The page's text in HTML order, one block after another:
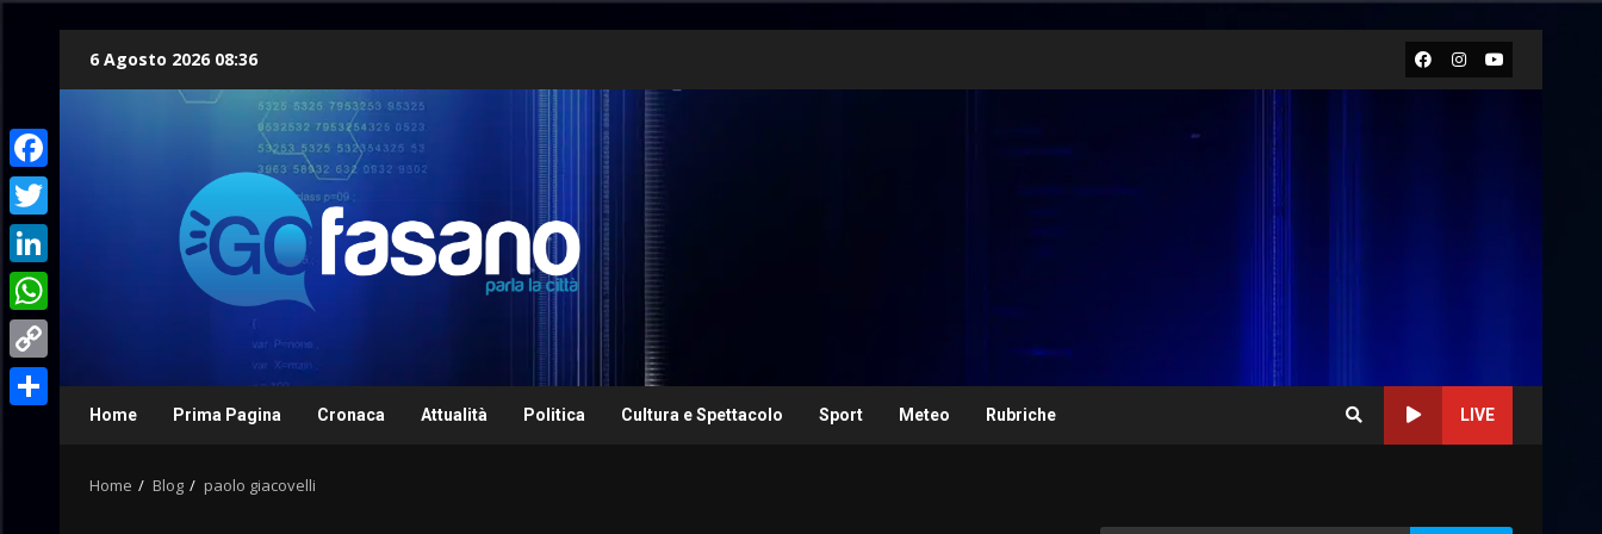
6 Agosto 2026 08:36 Facebook
Instagram
Youtube
Home Prima Pagina Cronaca Attualità Politica Cultura e Spettacolo Sport Meteo Rubriche LIVE
Home Blog paolo giacovelli
Facebook
Twitter
LinkedIn
WhatsApp
Copy